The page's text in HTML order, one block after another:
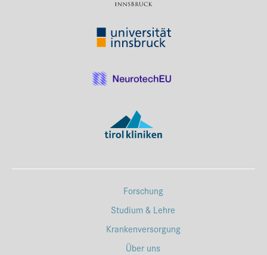
Forschung
Studium & Lehre
Krankenversorgung
Über uns